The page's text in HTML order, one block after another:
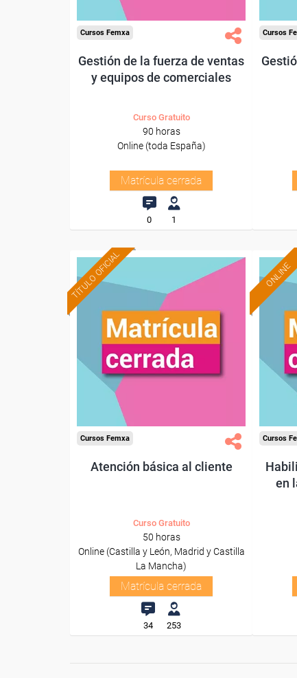
Cursos Femxa
Gestión de la fuerza de ventas
y equipos de comerciales
Curso Gratuito
90 horas
Online (toda España)
Matrícula cerrada
0 1
Cursos
TÍTULO OFICIAL
Cursos Femxa
Atención básica al cliente
Curso Gratuito
50 horas
Online (Castilla y León, Madrid y Castilla
La Mancha)
Matrícula cerrada
34 253
ONLINE
Cursos
en